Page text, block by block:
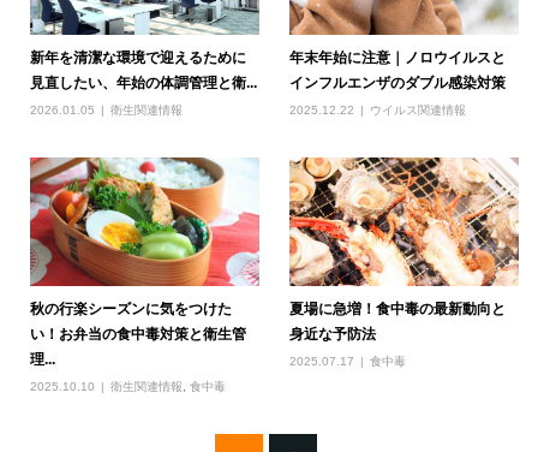
新年を清潔な環境で迎えるために
見直したい、年始の体調管理と衛...
2026.01.05 衛生関連情報
年末年始に注意｜ノロウイルスと
インフルエンザのダブル感染対策
2025.12.22 ウイルス関連情報
秋の行楽シーズンに気をつけた
い！お弁当の食中毒対策と衛生管
理...
2025.10.10 衛生関連情報 食中毒
夏場に急増！食中毒の最新動向と
身近な予防法
2025.07.17 食中毒